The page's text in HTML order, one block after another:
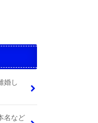
婚し
名など